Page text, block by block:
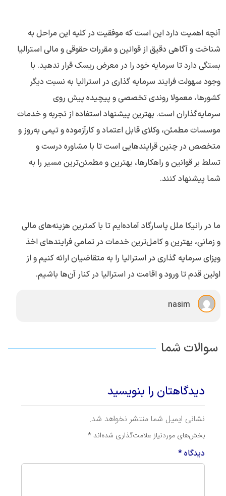
آنچه اهمیت دارد این است که موفقیت در کلیه این مراحل به
شناخت و آگاهی دقیق از قوانین و مقررات حقوقی و مالی استرالیا
بستگی دارد تا سرمایه خود را در معرض ریسک قرار ندهید. با
وجود سهولت فرایند سرمایه گذاری در استرالیا به نسبت دیگر
کشورها، معمولا روندی تخصصی و پیچیده پیش روی
سرمایه‌گذاران است. بهترین پیشنهاد استفاده از تجربه و خدمات
موسسات مطمئن، وکلای قابل اعتماد و کارآزموده و تیمی به‌روز و
متخصص در چنین قرایندهایی است تا با مشاوره درست و
تسلط بر قوانین و راهکارها، بهترین و مطمئن‌ترین مسیر را به
شما پیشنهاد کنند.
ما در رانیکا ملل پاسارگاد آماده‌ایم تا با کمترین هزینه‌های مالی
و زمانی، بهترین و کامل‌ترین خدمات در تمامی فرایندهای اخذ
ویزای سرمایه گذاری در استرالیا را به متقاضیان ارائه کنیم و از
اولین قدم تا ورود و اقامت در استرالیا در کنار آن‌ها باشیم.
nasim
سوالات شما
دیدگاهتان را بنویسید
نشانی ایمیل شما منتشر نخواهد شد.
بخش‌های موردنیاز علامت‌گذاری شده‌اند *
دیدگاه*